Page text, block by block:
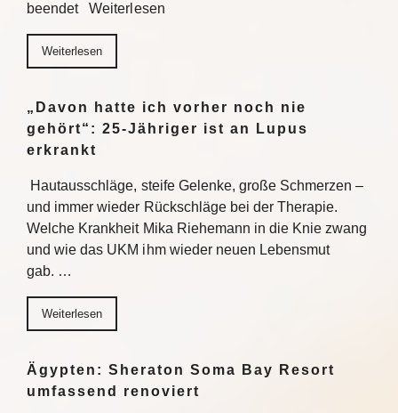
beendet Weiterlesen
Weiterlesen
„Davon hatte ich vorher noch nie
gehört“: 25-Jähriger ist an Lupus
erkrankt
Hautausschläge, steife Gelenke, große Schmerzen –
und immer wieder Rückschläge bei der Therapie.
Welche Krankheit Mika Riehemann in die Knie zwang
und wie das UKM ihm wieder neuen Lebensmut
gab. …
Weiterlesen
Ägypten: Sheraton Soma Bay Resort
umfassend renoviert